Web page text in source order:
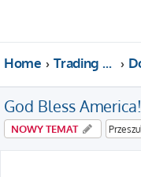
Home Trading For a Living
God Bless America!
NOWY TEMAT